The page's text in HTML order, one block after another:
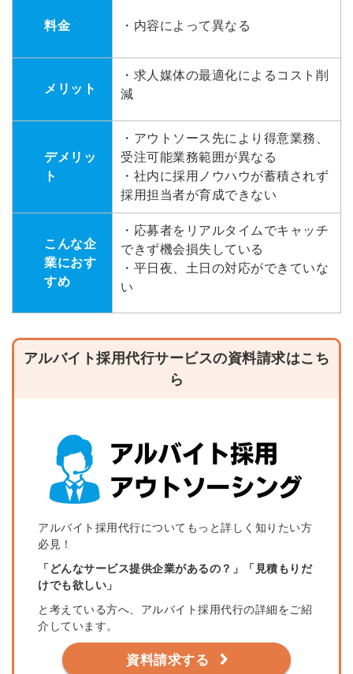
料金 ・内容によって異なる
メリット
・求人媒体の最適化によるコスト削
減
デメリッ
ト
・アウトソース先により得意業務、
受注可能業務範囲が異なる
・社内に採用ノウハウが蓄積されず
採用担当者が育成できない
こんな企
業におす
すめ
・応募者をリアルタイムでキャッチ
できず機会損失している
・平日夜、土日の対応ができていな
い
アルバイト採用代行サービスの資料請求はこち
ら
アルバイト採用代行についてもっと詳しく知りたい方
必見！
「どんなサービス提供企業があるの？」
「見積もりだ
けでも欲しい」
と考えている方へ、アルバイト採用代行の詳細をご紹
介しています。
資料請求する